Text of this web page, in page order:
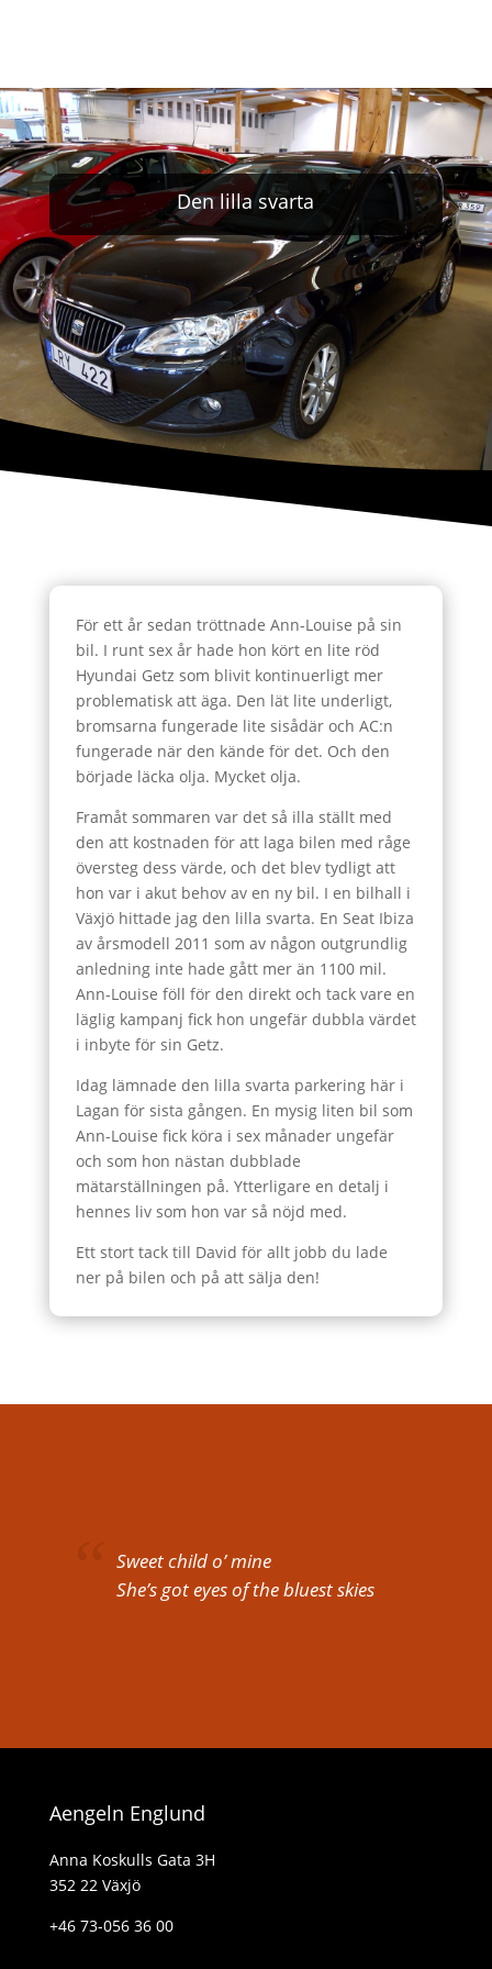
Den lilla svarta
För ett år sedan tröttnade Ann-Louise på sin
bil. I runt sex år hade hon kört en lite röd
Hyundai Getz som blivit kontinuerligt mer
problematisk att äga. Den lät lite underligt,
bromsarna fungerade lite sisådär och AC:n
fungerade när den kände för det. Och den
började läcka olja. Mycket olja.
Framåt sommaren var det så illa ställt med
den att kostnaden för att laga bilen med råge
översteg dess värde, och det blev tydligt att
hon var i akut behov av en ny bil. I en bilhall i
Växjö hittade jag den lilla svarta. En Seat Ibiza
av årsmodell 2011 som av någon outgrundlig
anledning inte hade gått mer än 1100 mil.
Ann-Louise föll för den direkt och tack vare en
läglig kampanj fick hon ungefär dubbla värdet
i inbyte för sin Getz.
Idag lämnade den lilla svarta parkering här i
Lagan för sista gången. En mysig liten bil som
Ann-Louise fick köra i sex månader ungefär
och som hon nästan dubblade
mätarställningen på. Ytterligare en detalj i
hennes liv som hon var så nöjd med.
Ett stort tack till David för allt jobb du lade
ner på bilen och på att sälja den!
Sweet child o’ mine
She’s got eyes of the bluest skies
Aengeln Englund
Anna Koskulls Gata 3H
352 22 Växjö
+46 73-056 36 00